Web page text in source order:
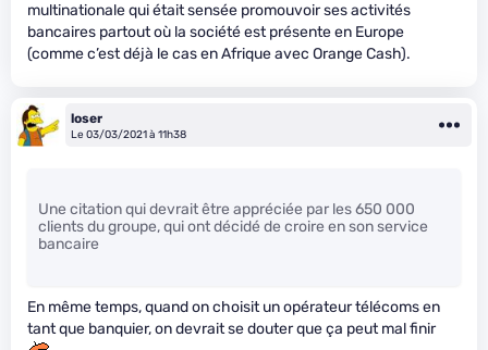
multinationale qui était sensée promouvoir ses activités
bancaires partout où la société est présente en Europe
(comme c’est déjà le cas en Afrique avec Orange Cash).
loser
Le 03/03/2021 à 11h38
Une citation qui devrait être appréciée par les 650 000
clients du groupe, qui ont décidé de croire en son service
bancaire
En même temps, quand on choisit un opérateur télécoms en
tant que banquier, on devrait se douter que ça peut mal finir